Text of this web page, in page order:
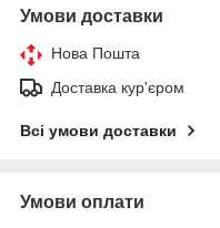
Умови доставки
Нова Пошта
Доставка кур'єром
Всі умови доставки
Умови оплати